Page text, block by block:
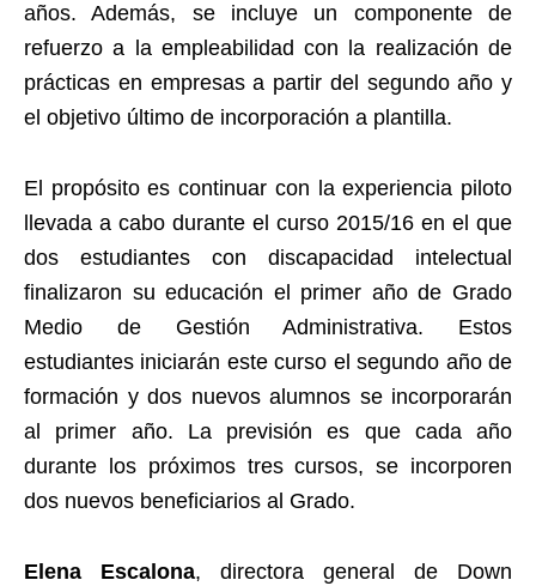
años. Además, se incluye un componente de
refuerzo a la empleabilidad con la realización de
prácticas en empresas a partir del segundo año y
el objetivo último de incorporación a plantilla.
El propósito es continuar con la experiencia piloto
llevada a cabo durante el curso 2015/16 en el que
dos estudiantes con discapacidad intelectual
finalizaron su educación el primer año de Grado
Medio de Gestión Administrativa. Estos
estudiantes iniciarán este curso el segundo año de
formación y dos nuevos alumnos se incorporarán
al primer año. La previsión es que cada año
durante los próximos tres cursos, se incorporen
dos nuevos beneficiarios al Grado.
Elena Escalona, directora general de Down